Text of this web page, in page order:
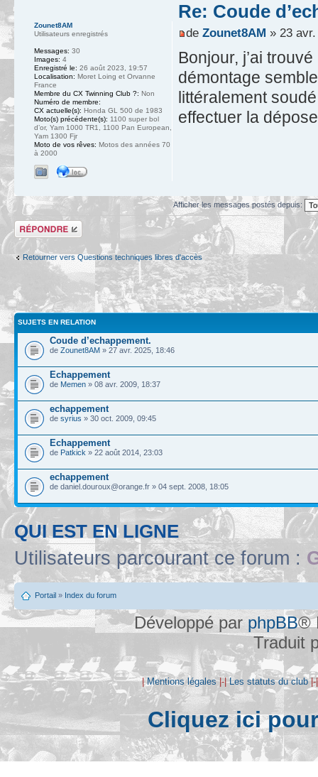
Re: Coude
de Zounet8AM » 23
Bonjour, j’ai
démontage
littéralement
effectuer la
Zounet8AM
Utilisateurs enregistrés
Messages: 30
Images: 4
Enregistré le: 26 août 2023, 19:57
Localisation: Moret Loing et Orvanne
France
Membre du CX Twinning Club ?: Non
Numéro de membre:
CX actuelle(s): Honda GL 500 de 1983
Moto(s) précédente(s): 1100 super bol
d’or, Yam 1000 TR1, 1100 Pan European,
Yam 1300 Fjr
Moto de vos rêves: Motos des années 70
à 2000
Afficher les messages postés depuis:
Répondre
Retourner vers Questions techniques libres d'accès
SUJETS EN RELATION
Coude d’echappement.
de Zounet8AM » 27 avr. 2025, 18:46
Echappement
de Memen » 08 avr. 2009, 18:37
echappement
de syrius » 30 oct. 2009, 09:45
Echappement
de Patkick » 22 août 2014, 23:03
echappement
de daniel.douroux@orange.fr » 04 sept. 2008, 18:05
QUI EST EN LIGNE
Utilisateurs parcourant ce forum :
Portail » Index du forum
Développé par phpBB®
Traduit
| Mentions légales|-|Les statuts du club
Cliquez ici